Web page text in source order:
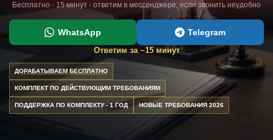
Бесплатно · 15 минут · ответим в мессенджере, если звонить неудобно
WhatsApp Telegram
Ответим за ~15 минут
ДОРАБАТЫВАЕМ БЕСПЛАТНО
КОМПЛЕКТ ПО ДЕЙСТВУЮЩИМ ТРЕБОВАНИЯМ
ПОДДЕРЖКА ПО КОМПЛЕКТУ - 1 ГОД НОВЫЕ ТРЕБОВАНИЯ 2026